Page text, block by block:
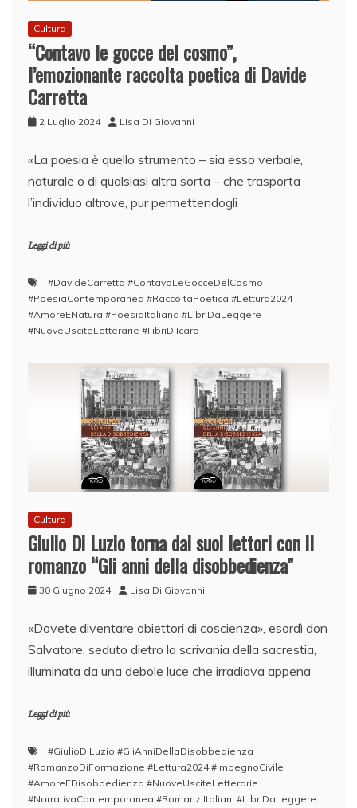
Cultura
“Contavo le gocce del cosmo”,
l’emozionante raccolta poetica di Davide
Carretta
2 Luglio 2024 Lisa Di Giovanni
«La poesia è quello strumento – sia esso verbale,
naturale o di qualsiasi altra sorta – che trasporta
l’individuo altrove, pur permettendogli
Leggi di più
#DavideCarretta #ContavoLeGocceDelCosmo
#PoesiaContemporanea #RaccoltaPoetica #Lettura2024
#AmoreENatura #PoesiaItaliana #LibriDaLeggere
#NuoveUsciteLetterarie #IlibriDiIcaro
Cultura
Giulio Di Luzio torna dai suoi lettori con il
romanzo “Gli anni della disobbedienza”
30 Giugno 2024 Lisa Di Giovanni
«Dovete diventare obiettori di coscienza», esordì don
Salvatore, seduto dietro la scrivania della sacrestia,
illuminata da una debole luce che irradiava appena
Leggi di più
#GiulioDiLuzio #GliAnniDellaDisobbedienza
#RomanzoDiFormazione #Lettura2024 #ImpegnoCivile
#AmoreEDisobbedienza #NuoveUsciteLetterarie
#NarrativaContemporanea #RomanziItaliani #LibriDaLeggere